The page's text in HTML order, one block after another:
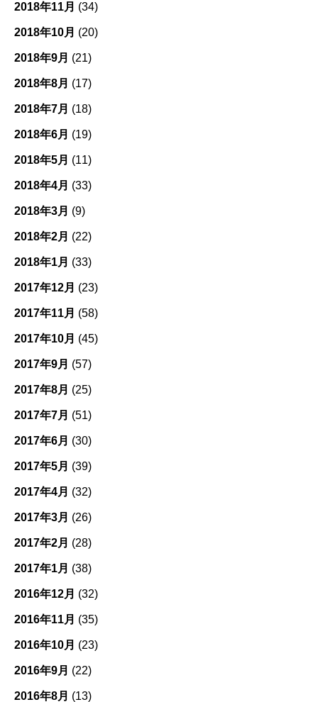
2018年11月 (34)
2018年10月 (20)
2018年9月 (21)
2018年8月 (17)
2018年7月 (18)
2018年6月 (19)
2018年5月 (11)
2018年4月 (33)
2018年3月 (9)
2018年2月 (22)
2018年1月 (33)
2017年12月 (23)
2017年11月 (58)
2017年10月 (45)
2017年9月 (57)
2017年8月 (25)
2017年7月 (51)
2017年6月 (30)
2017年5月 (39)
2017年4月 (32)
2017年3月 (26)
2017年2月 (28)
2017年1月 (38)
2016年12月 (32)
2016年11月 (35)
2016年10月 (23)
2016年9月 (22)
2016年8月 (13)